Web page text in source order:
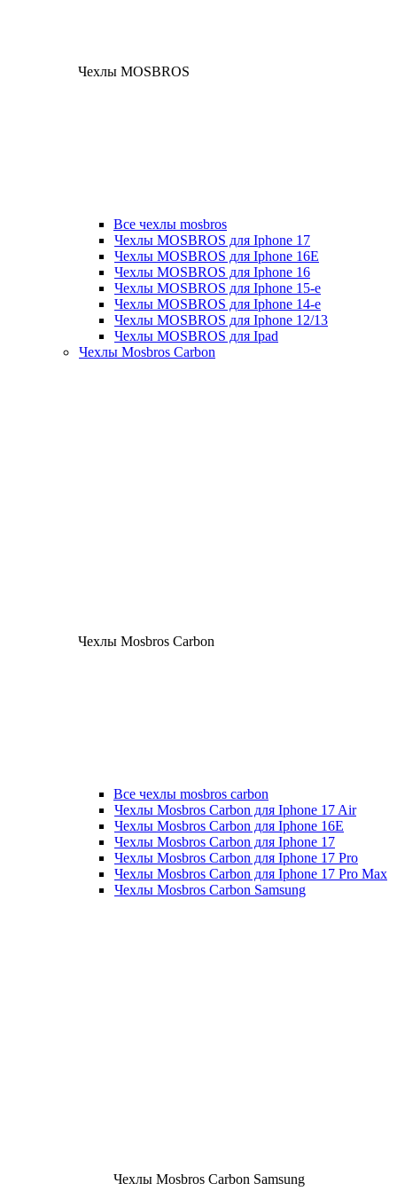
Чехлы MOSBROS
Все чехлы mosbros
Чехлы MOSBROS для Iphone 17
Чехлы MOSBROS для Iphone 16E
Чехлы MOSBROS для Iphone 16
Чехлы MOSBROS для Iphone 15-е
Чехлы MOSBROS для Iphone 14-е
Чехлы MOSBROS для Iphone 12/13
Чехлы MOSBROS для Ipad
Чехлы Mosbros Carbon
Чехлы Mosbros Carbon
Все чехлы mosbros carbon
Чехлы Mosbros Carbon для Iphone 17 Air
Чехлы Mosbros Carbon для Iphone 16E
Чехлы Mosbros Carbon для Iphone 17
Чехлы Mosbros Carbon для Iphone 17 Pro
Чехлы Mosbros Carbon для Iphone 17 Pro Max
Чехлы Mosbros Carbon Samsung
Чехлы Mosbros Carbon Samsung